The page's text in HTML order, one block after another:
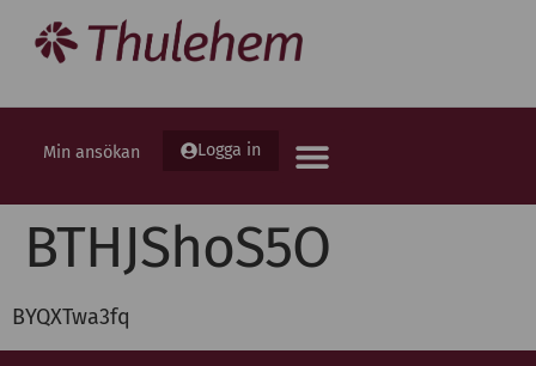
Min ansökan Logga in
BTHJShoS5O
BYQXTwa3fq